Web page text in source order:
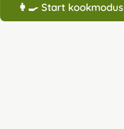
👩‍🍳 Start kookmodus